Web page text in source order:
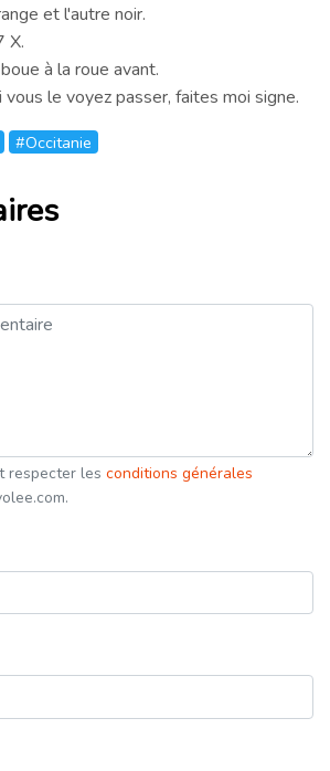
et l'autre noir.
X.
à la roue avant.
le voyez passer, faites moi signe.
#Occitanie
respecter les conditions générales